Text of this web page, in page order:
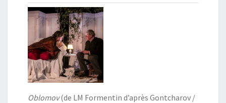
Oblomov(de LM Formentin d’après Gontcharov /